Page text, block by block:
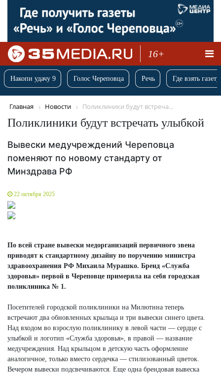
16+
Накопи удачу 9 Голос Череповца Речь Где взять
Главная Новости Поликлиники будут встреча...
Поликлиники будут встречать улыбкой
Вывески медучреждений Череповца
поменяют по новому стандарту от
Минздрава РФ
22 октября 2025
По всей стране вывески медорганизаций первичного звена
приводят к стандартному дизайну по поручению министра
здравоохранения РФ Михаила Мурашко. Бренд «Служба
здоровья» первой в Череповце примерила на себя городская
поликлиника № 1.
Посетителей городской поликлиники на Милютина теперь
встречают два обновленных крыльца и три вывески синего цвета.
Над входом во взрослую поликлинику в левой части — сердце с
улыбкой и логотип «Служба здоровья», в правой — название
медучреждения. Над крыльцом в детскую часть оформление
аналогичное, только вместо сердечка — стилизованный цветок.
Вечером вывески подсвечиваются. Еще одна брендовая вывеска